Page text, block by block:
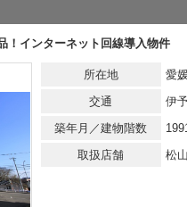
！インターネット回線導入物件
所在地
愛
交通
伊
築年月／建物階数
取扱店舗
松